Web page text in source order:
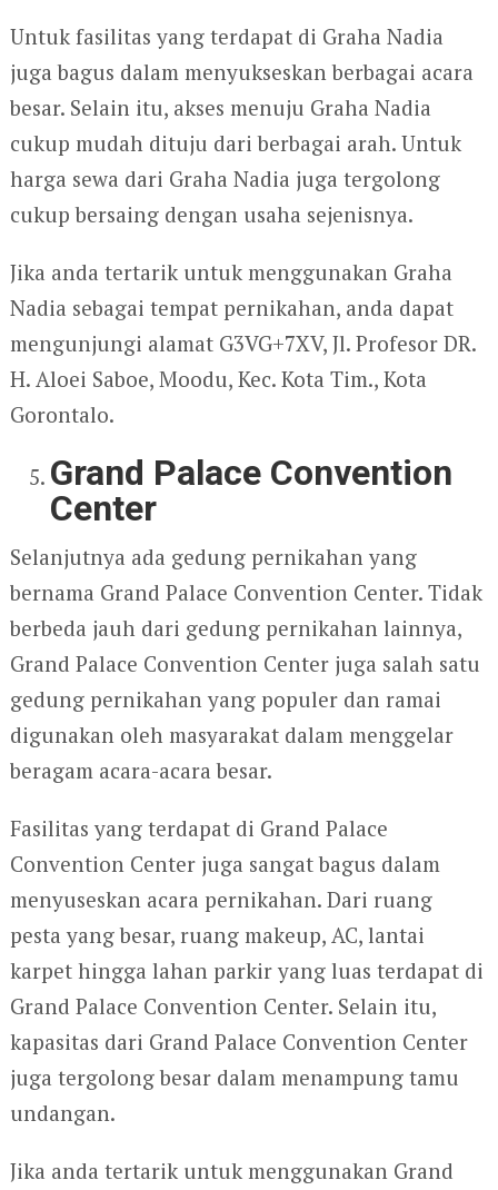
Untuk fasilitas yang terdapat di Graha Nadia
juga bagus dalam menyukseskan berbagai acara
besar. Selain itu, akses menuju Graha Nadia
cukup mudah dituju dari berbagai arah. Untuk
harga sewa dari Graha Nadia juga tergolong
cukup bersaing dengan usaha sejenisnya.
Jika anda tertarik untuk menggunakan Graha
Nadia sebagai tempat pernikahan, anda dapat
mengunjungi alamat G3VG+7XV, Jl. Profesor DR.
H. Aloei Saboe, Moodu, Kec. Kota Tim., Kota
Gorontalo.
Grand Palace Convention
Center
Selanjutnya ada gedung pernikahan yang
bernama Grand Palace Convention Center. Tidak
berbeda jauh dari gedung pernikahan lainnya,
Grand Palace Convention Center juga salah satu
gedung pernikahan yang populer dan ramai
digunakan oleh masyarakat dalam menggelar
beragam acara-acara besar.
Fasilitas yang terdapat di Grand Palace
Convention Center juga sangat bagus dalam
menyuseskan acara pernikahan. Dari ruang
pesta yang besar, ruang makeup, AC, lantai
karpet hingga lahan parkir yang luas terdapat di
Grand Palace Convention Center. Selain itu,
kapasitas dari Grand Palace Convention Center
juga tergolong besar dalam menampung tamu
undangan.
Jika anda tertarik untuk menggunakan Grand